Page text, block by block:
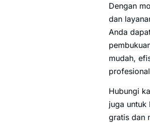
Dengan
dan
Anda
mudah,
Hubungi
juga untuk
gratis dan